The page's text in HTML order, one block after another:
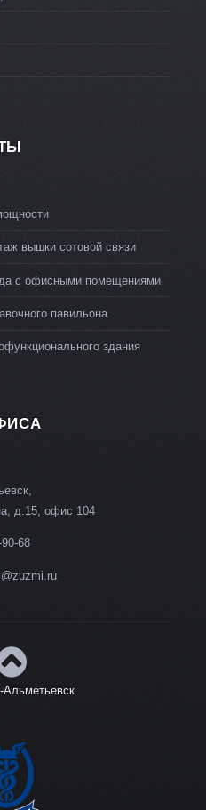
вышки сотовой связи
с офисными помещениями
павильона
здания
д.15, офис 104
68